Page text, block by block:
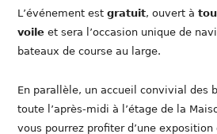
L’événement estgratuit, ouvert à
voile et sera l’occasion unique de
bateaux de course au large.
En parallèle, un accueil convivial des
toute l’après-midi à l’étage de la
vous pourrez profiter d’une exposition